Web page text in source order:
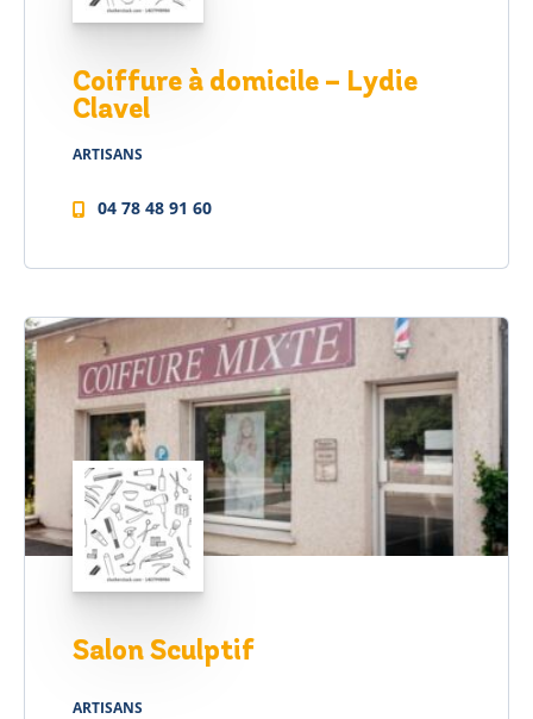
Coiffure à domicile – Lydie
Clavel
ARTISANS
04 78 48 91 60
Salon Sculptif
ARTISANS